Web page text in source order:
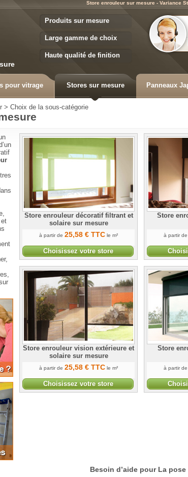
Store enrouleur sur mesure - Variance
Produits sur mesure
Large gamme de choix
Haute qualité de finition
pour vitrage Stores sur mesure Panneaux
> Choix de la sous-catégorie
Comment choisir votre store
Aide à la prise de mesures
Store enrouleur décoratif filtrant et
solaire sur mesure
à partir de 25,58 € TTC le m²
Choisissez votre store
Store
à partir de
Store enrouleur vision extérieure et
solaire sur mesure
à partir de 25,58 € TTC le m²
Choisissez votre store
Store
à partir de
Besoin d’aide pour La pose